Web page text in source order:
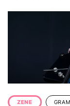
GASZTRO
ZENE